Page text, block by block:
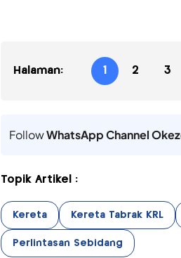
Halaman: 1 2 3
FollowWhatsApp Channel
Topik Artikel :
Kereta Kereta Tabrak KRL
Perlintasan Sebidang